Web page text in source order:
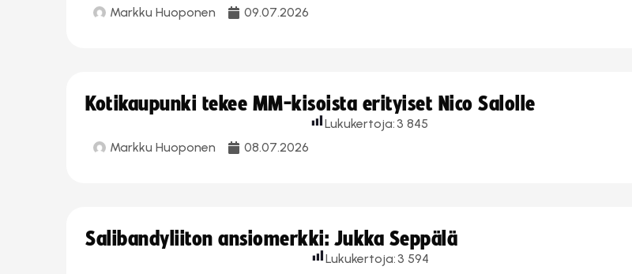
Markku Huoponen 09.07.2026
Kotikaupunki tekee MM-kisoista erityiset Nico Salolle
Markku Huoponen 08.07.2026
Lukukertoja: 3 845
Salibandyliiton ansiomerkki: Jukka Seppälä
Lukukertoja: 3 594